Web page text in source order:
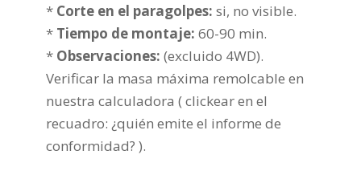
* Corte en el paragolpes: si, no visible.
* Tiempo de montaje: 60-90 min.
* Observaciones: (excluido 4WD).
Verificar la masa máxima remolcable en
nuestra calculadora ( clickear en el
recuadro: ¿quién emite el informe de
conformidad? ).